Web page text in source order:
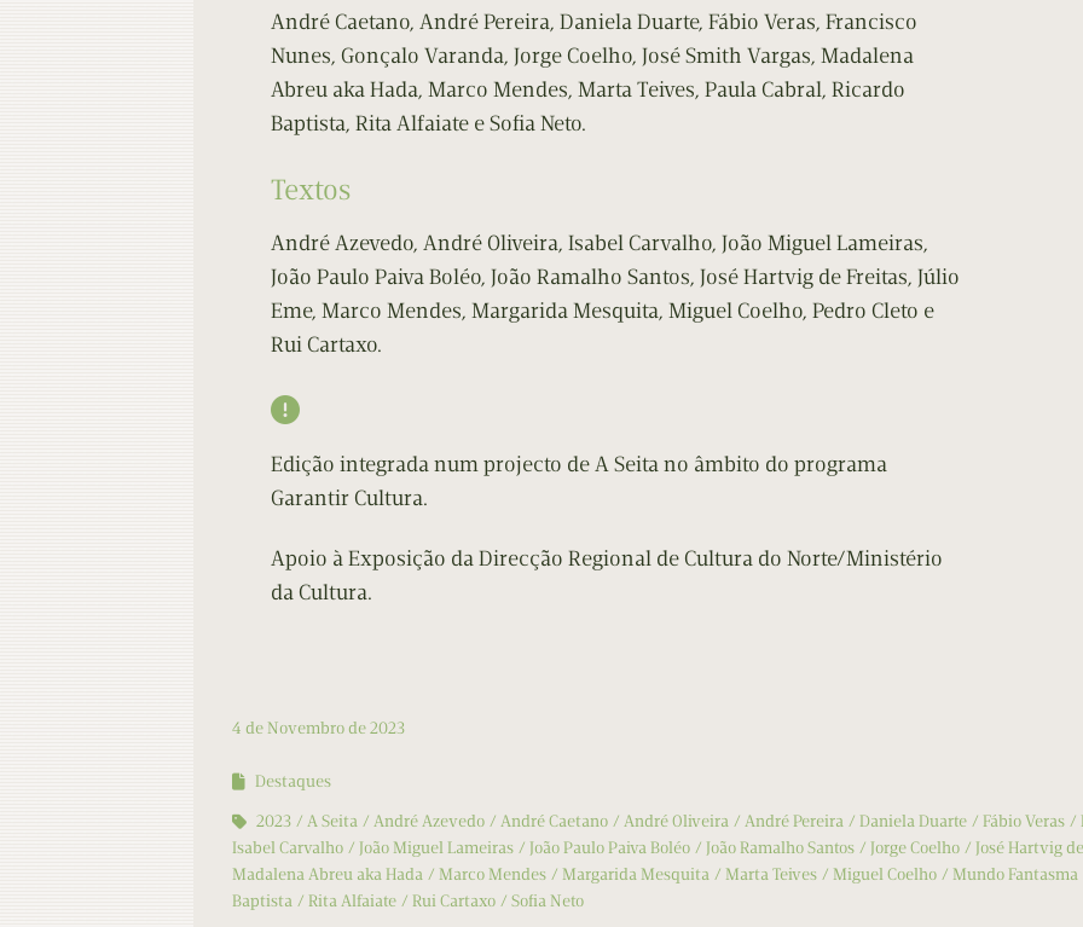
André Caetano, André Pereira, Daniela Duarte, Fábio Veras, Francisco
Nunes, Gonçalo Varanda, Jorge Coelho, José Smith Vargas, Madalena
Abreu aka Hada, Marco Mendes, Marta Teives, Paula Cabral, Ricardo
Baptista, Rita Alfaiate e Sofia Neto.
Textos
André Azevedo, André Oliveira, Isabel Carvalho, João Miguel Lameiras,
João Paulo Paiva Boléo, João Ramalho Santos, José Hartvig de Freitas, Júlio
Eme, Marco Mendes, Margarida Mesquita, Miguel Coelho, Pedro Cleto e
Rui Cartaxo.

Edição integrada num projecto de A Seita no âmbito do programa
Garantir Cultura.
Apoio à Exposição da Direcção Regional de Cultura do Norte/Ministério
da Cultura.
4 de Novembro de 2023
Destaques
2023
A Seita André Azevedo André Caetano André Oliveira André Pereira Daniela Duarte Fábio Veras
Isabel Carvalho
João Miguel Lameiras João Paulo Paiva Boléo João Ramalho Santos Jorge Coelho
José Hartvig
Madalena Abreu aka Hada
Marco Mendes Margarida Mesquita Marta Teives Miguel Coelho
Mundo Fantasma
Baptista
Rita Alfaiate Rui Cartaxo Sofia Neto